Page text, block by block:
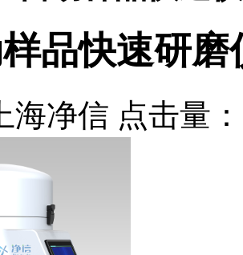
品快速研磨
海净信 点击量：